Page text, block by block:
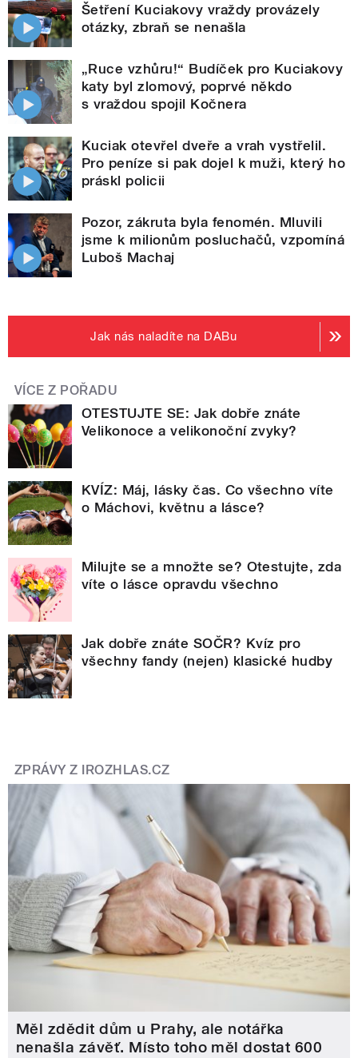
Šetření Kuciakovy vraždy provázely
otázky, zbraň se nenašla
„Ruce vzhůru!“ Budíček pro Kuciakovy
katy byl zlomový, poprvé někdo
s vraždou spojil Kočnera
Kuciak otevřel dveře a vrah vystřelil.
Pro peníze si pak dojel k muži, který ho
práskl policii
Pozor, zákruta byla fenomén. Mluvili
jsme k milionům posluchačů, vzpomíná
Luboš Machaj
Jak nás naladíte na DABu
VÍCE Z POŘADU
OTESTUJTE SE: Jak dobře znáte
Velikonoce a velikonoční zvyky?
KVÍZ: Máj, lásky čas. Co všechno víte
o Máchovi, květnu a lásce?
Milujte se a množte se? Otestujte, zda
víte o lásce opravdu všechno
Jak dobře znáte SOČR? Kvíz pro
všechny fandy (nejen) klasické hudby
ZPRÁVY Z IROZHLAS.CZ
Měl zdědit dům u Prahy, ale notářka
nenašla závěť. Místo toho měl dostat 600